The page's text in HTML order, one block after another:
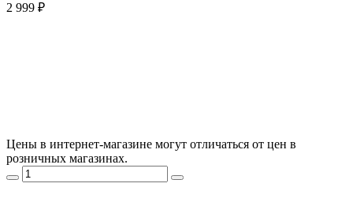
2 999 ₽
Цены в интернет-магазине могут отличаться от цен в
розничных магазинах.